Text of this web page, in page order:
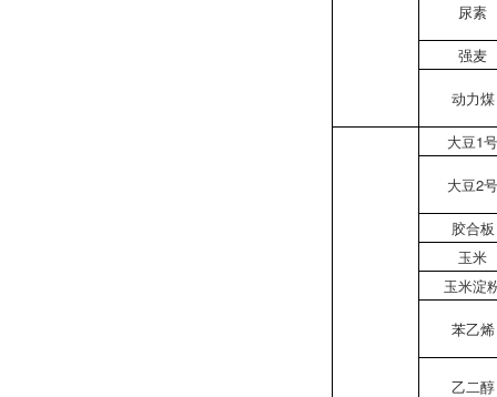
尿素
强麦
动力煤
大豆1
大豆2
胶合板
玉米
玉米淀
苯乙烯
乙二醇